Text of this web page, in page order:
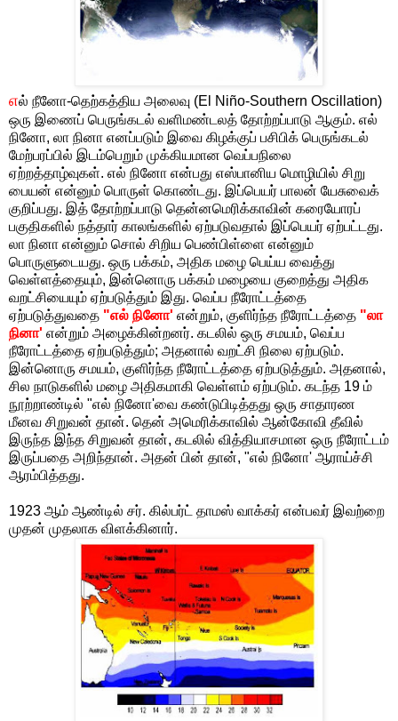
எல் நீனோ-தெற்கத்திய அலைவு (El Niño-Southern Oscillation)
ஒரு இணைப் பெருங்கடல் வளிமண்டலத் தோற்றப்பாடு ஆகும். எல்
நினோ, லா நினா எனப்படும் இவை கிழக்குப் பசிபிக் பெருங்கடல்
மேற்பரப்பில் இடம்பெறும் முக்கியமான வெப்பநிலை
ஏற்றத்தாழ்வுகள். எல் நினோ என்பது எஸ்பானிய மொழியில் சிறு
பையன் என்னும் பொருள் கொண்டது. இப்பெயர் பாலன் யேசுவைக்
குறிப்பது. இத் தோற்றப்பாடு தென்னமெரிக்காவின் கரையோரப்
பகுதிகளில் நத்தார் காலங்களில் ஏற்படுவதால் இப்பெயர் ஏற்பட்டது.
லா நினா என்னும் சொல் சிறிய பெண்பிள்ளை என்னும்
பொருளுடையது. ஒரு பக்கம், அதிக மழை பெய்ய வைத்து
வெள்ளத்தையும், இன்னொரு பக்கம் மழையை குறைத்து அதிக
வறட்சியையும் ஏற்படுத்தும் இது. வெப்ப நீரோட்டத்தை
ஏற்படுத்துவதை "எல் நினோ' என்றும், குளிர்ந்த நீரோட்டத்தை "லா
நினா' என்றும் அழைக்கின்றனர். கடலில் ஒரு சமயம், வெப்ப
நீரோட்டத்தை ஏற்படுத்தும்; அதனால் வறட்சி நிலை ஏற்படும்.
இன்னொரு சமயம், குளிர்ந்த நீரோட்டத்தை ஏற்படுத்தும். அதனால்,
சில நாடுகளில் மழை அதிகமாகி வெள்ளம் ஏற்படும். கடந்த 19 ம்
நூற்றாண்டில் "எல் நினோ'வை கண்டுபிடித்தது ஒரு சாதாரண
மீனவ சிறுவன் தான். தென் அமெரிக்காவில் ஆன்கோவி தீவில்
இருந்த இந்த சிறுவன் தான், கடலில் வித்தியாசமான ஒரு நீரோட்டம்
இருப்பதை அறிந்தான். அதன் பின் தான், "எல் நினோ' ஆராய்ச்சி
ஆரம்பித்தது.
1923 ஆம் ஆண்டில் சர். கில்பர்ட் தாமஸ் வாக்கர் என்பவர் இவற்றை
முதன் முதலாக விளக்கினார்.